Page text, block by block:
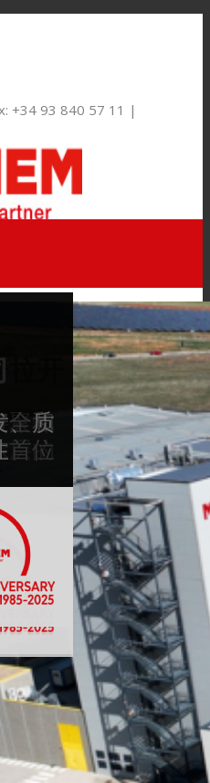
+34 93 840 57 11 |
开
和存
聚氨
层的
全和
首位
、质